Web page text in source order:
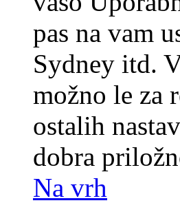
pas na vam
Sydney itd.
možno le za
ostalih
dobra
Na vrh